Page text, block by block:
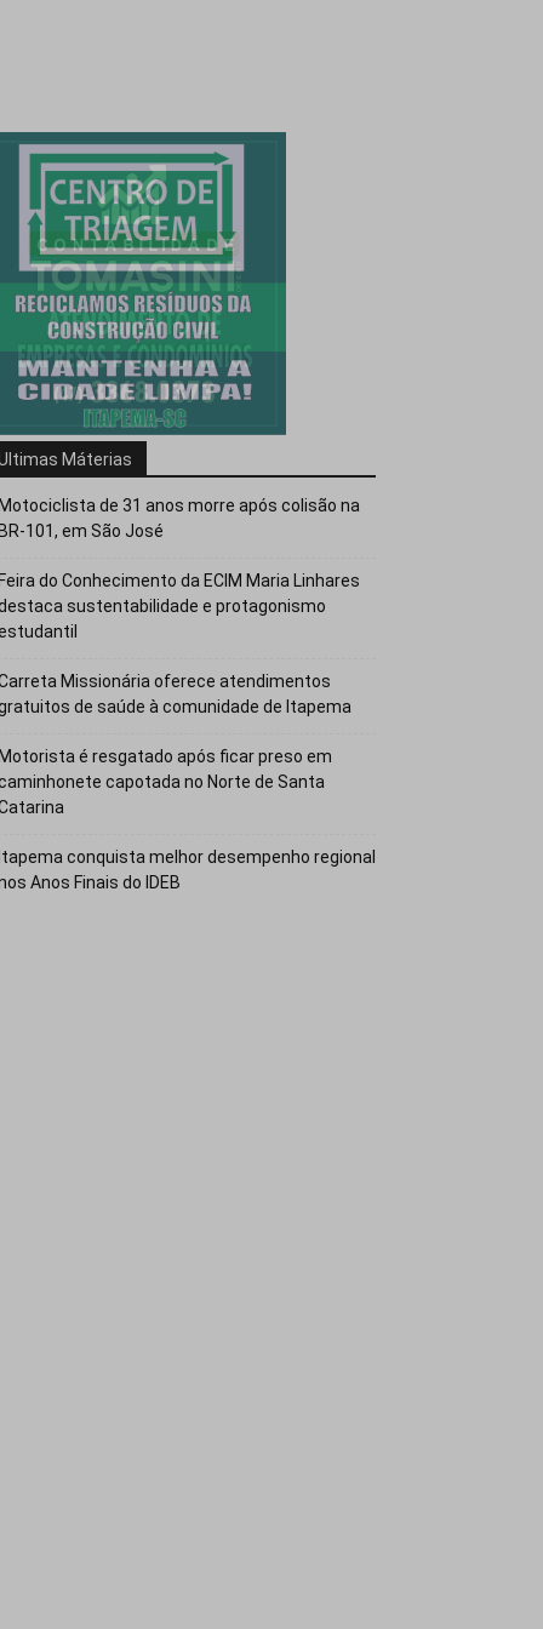
Máterias
de 31 anos morre após colisão na
101, em São José
do Conhecimento da ECIM Maria Linhares
sustentabilidade e protagonismo
Missionária oferece atendimentos
de saúde à comunidade de Itapema
é resgatado após ficar preso em
capotada no Norte de Santa
conquista melhor desempenho regional
Anos Finais do IDEB